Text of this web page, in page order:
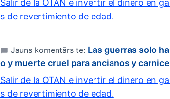
Salir de la OTAN e invertir el dinero en
s de revertimiento de edad.
Jauns komentārs te: Las guerras solo
o y muerte cruel para ancianos y
Salir de la OTAN e invertir el dinero en
s de revertimiento de edad.